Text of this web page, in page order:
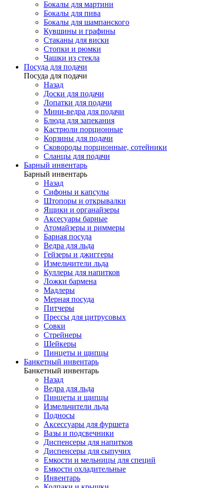
Бокалы для мартини
Бокалы для пива
Бокалы для шампанского
Кувшины и графины
Стаканы для виски
Стопки и рюмки
Чашки из стекла
Посуда для подачи
Посуда для подачи
Назад
Доски для подачи
Лопатки для подачи
Мини-ведра для подачи
Блюда для запекания
Кастрюли порционные
Корзины для подачи
Сковороды порционные, сотейники
Сланцы для подачи
Барный инвентарь
Барный инвентарь
Назад
Сифоны и капсулы
Штопоры и открывалки
Ящики и органайзеры
Аксесуары барные
Атомайзеры и риммеры
Барная посуда
Ведра для льда
Гейзеры и джиггеры
Измельчители льда
Куллеры для напитков
Ложки бармена
Мадлеры
Мерная посуда
Питчеры
Прессы для цитрусовых
Совки
Стрейнеры
Шейкеры
Пинцеты и щипцы
Банкетный инвентарь
Банкетный инвентарь
Назад
Ведра для льда
Пинцеты и щипцы
Измельчители льда
Подносы
Аксессуары для фуршета
Вазы и подсвечники
Диспенсеры для напитков
Диспенсеры для сыпучих
Емкости и мельницы для специй
Емкости охладительные
Инвентарь